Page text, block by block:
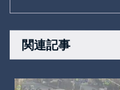
関連記事